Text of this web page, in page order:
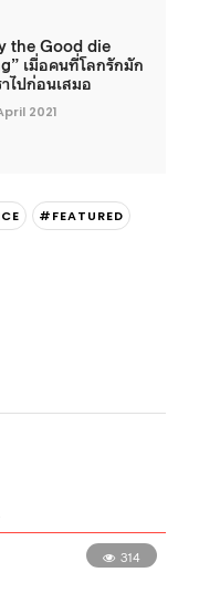
the Good die
เมื่อคนที่โลกรักมัก
าไปก่อนเสมอ
2021
#FEATURED
314